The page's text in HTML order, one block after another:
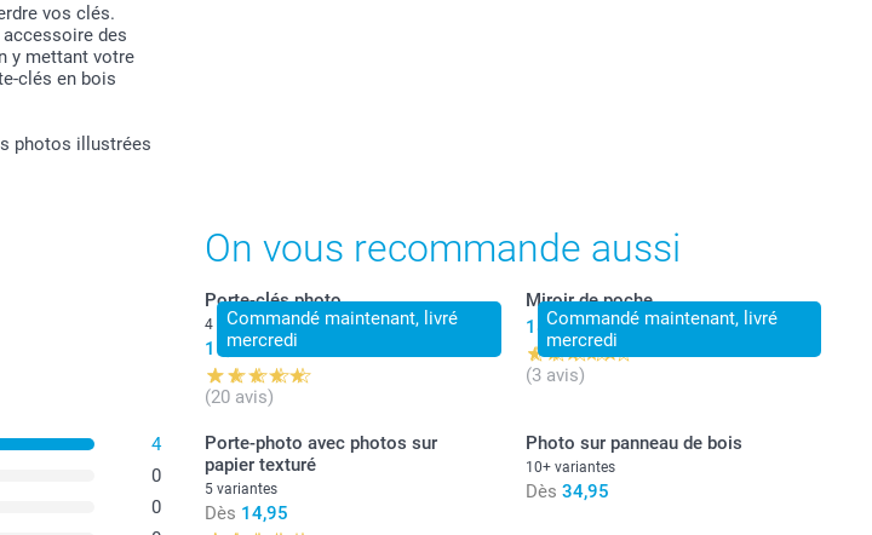
vos clés.
des
y mettant votre
clés en bois
photos illustrées
4
0
0
On vous recommande aussi
Commandé maintenant, livré
mercredi
Porte-clés photo
4 variantes
11,95
(20 avis)
Commandé maintenant, livré
mercredi
Miroir de poche
18,95
(3 avis)
Porte-photo avec photos sur
papier texturé
5 variantes
Dès 14,95
Photo sur panneau de bois
10+ variantes
Dès 34,95